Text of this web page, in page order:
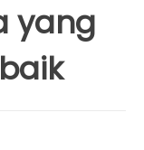
yang